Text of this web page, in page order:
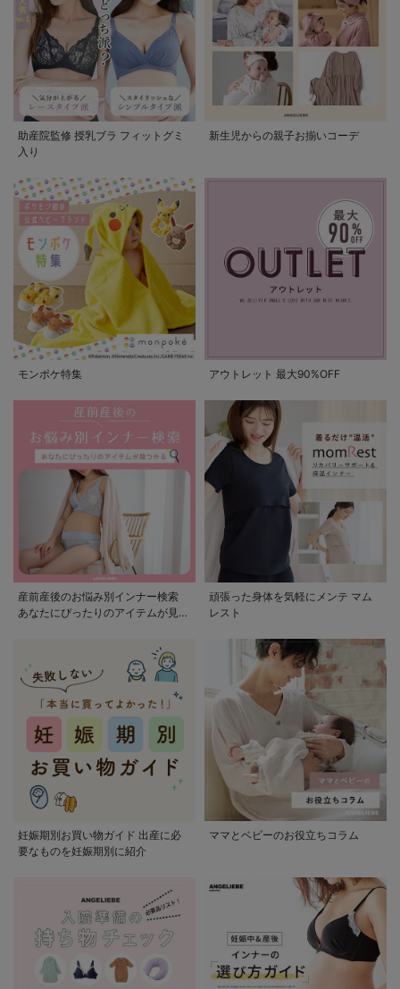
助産院監修 授乳ブラ フィットグミ
入り
新生児からの親子お揃いコーデ
モンポケ特集 アウトレット 最大90%OFF
産前産後のお悩み別インナー検索
あなたにぴったりのアイテムが見つ
頑張った身体を気軽にメンテ マム
レスト
妊娠期別お買い物ガイド 出産に必
要なものを妊娠期別に紹介
ママとベビーのお役立ちコラム